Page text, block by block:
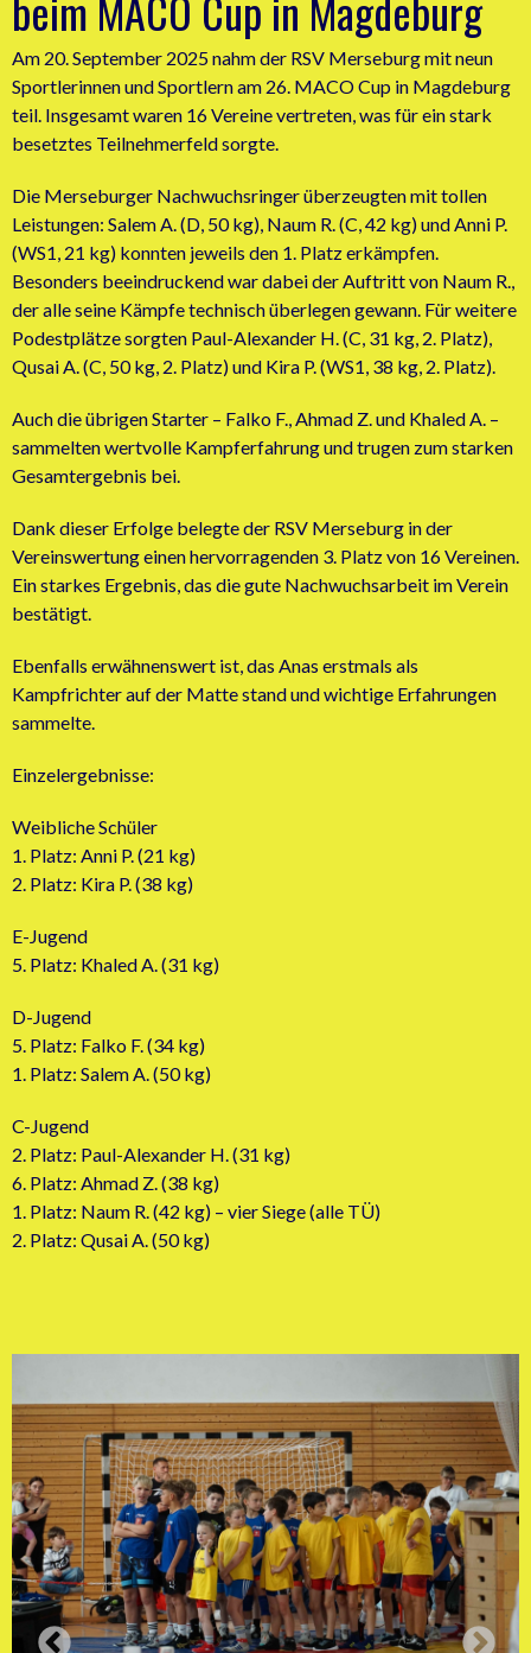
Am 20. September 2025 nahm der RSV Merseburg mit neun
Sportlerinnen und Sportlern am 26. MACO Cup in Magdeburg
teil. Insgesamt waren 16 Vereine vertreten, was für ein stark
besetztes Teilnehmerfeld sorgte.
Die Merseburger Nachwuchsringer überzeugten mit tollen
Leistungen: Salem A. (D, 50 kg), Naum R. (C, 42 kg) und Anni P.
(WS1, 21 kg) konnten jeweils den 1. Platz erkämpfen.
Besonders beeindruckend war dabei der Auftritt von Naum R.,
der alle seine Kämpfe technisch überlegen gewann. Für weitere
Podestplätze sorgten Paul-Alexander H. (C, 31 kg, 2. Platz),
Qusai A. (C, 50 kg, 2. Platz) und Kira P. (WS1, 38 kg, 2. Platz).
Auch die übrigen Starter – Falko F., Ahmad Z. und Khaled A. –
sammelten wertvolle Kampferfahrung und trugen zum starken
Gesamtergebnis bei.
Dank dieser Erfolge belegte der RSV Merseburg in der
Vereinswertung einen hervorragenden 3. Platz von 16 Vereinen.
Ein starkes Ergebnis, das die gute Nachwuchsarbeit im Verein
bestätigt.
Ebenfalls erwähnenswert ist, das Anas erstmals als
Kampfrichter auf der Matte stand und wichtige Erfahrungen
sammelte.
Einzelergebnisse:
Weibliche Schüler
1. Platz: Anni P. (21 kg)
2. Platz: Kira P. (38 kg)
E-Jugend
5. Platz: Khaled A. (31 kg)
D-Jugend
5. Platz: Falko F. (34 kg)
1. Platz: Salem A. (50 kg)
C-Jugend
2. Platz: Paul-Alexander H. (31 kg)
6. Platz: Ahmad Z. (38 kg)
1. Platz: Naum R. (42 kg) – vier Siege (alle TÜ)
2. Platz: Qusai A. (50 kg)